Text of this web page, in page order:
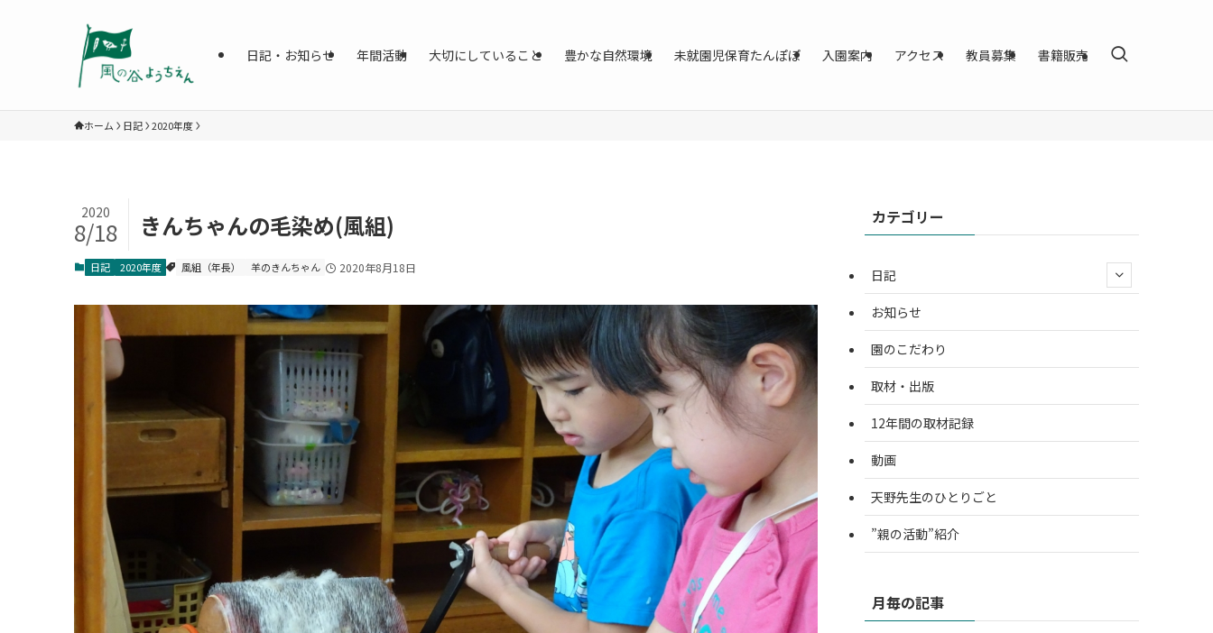
日記・お知らせ 年間活動 大切にしていること 豊かな自然環境 未就園児保育たんぽぽ 入園案内 アクセス 教員募集 書籍販売
ホーム 日記 2020年度
きんちゃんの毛染め(風組)
2020
8/18
日記 2020年度 風組（年長） 羊のきんちゃん 2020年8月18日
カテゴリー
日記
お知らせ
園のこだわり
取材・出版
12年間の取材記録
動画
天野先生のひとりごと
”親の活動”紹介
月毎の記事